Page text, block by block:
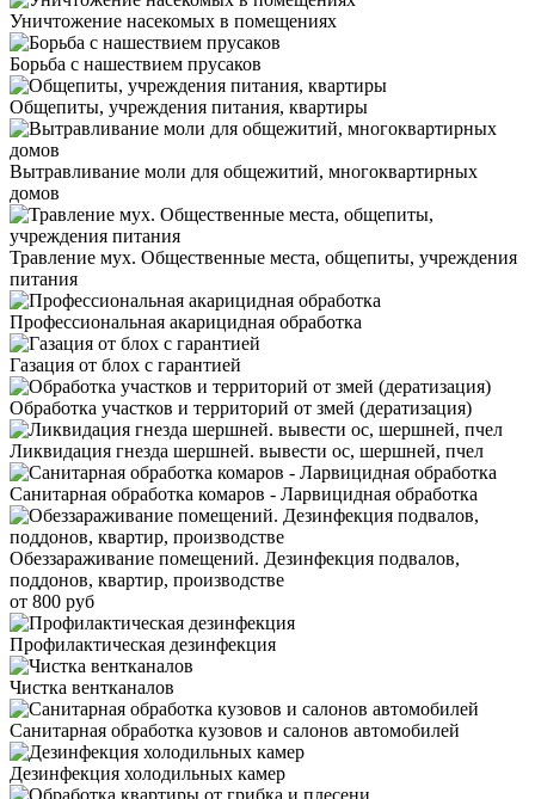
Уничтожение насекомых в помещениях
Борьба с нашествием прусаков
Общепиты, учреждения питания, квартиры
Вытравливание моли для общежитий, многоквартирных
домов
Травление мух. Общественные места, общепиты, учреждения
питания
Профессиональная акарицидная обработка
Газация от блох с гарантией
Обработка участков и территорий от змей (дератизация)
Ликвидация гнезда шершней. вывести ос, шершней, пчел
Санитарная обработка комаров - Ларвицидная обработка
Обеззараживание помещений. Дезинфекция подвалов,
поддонов, квартир, производстве
от 800 руб
Профилактическая дезинфекция
Чистка вентканалов
Санитарная обработка кузовов и салонов автомобилей
Дезинфекция холодильных камер